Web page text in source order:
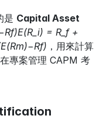
是 Capital Asset
= R_f +
，用來計算
專案管理 CAPM 考